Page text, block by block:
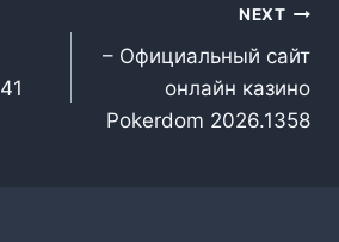
NEXT
– Официальный сайт
онлайн казино
Pokerdom 2026.1358